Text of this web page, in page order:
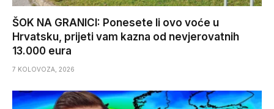
ŠOK NA GRANICI: Ponesete li ovo voće u
Hrvatsku, prijeti vam kazna od nevjerovatnih
13.000 eura
7 KOLOVOZA, 2026